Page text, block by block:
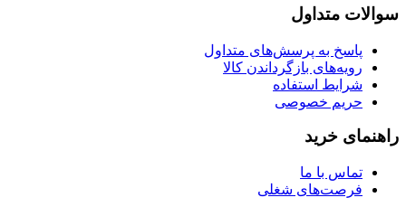
سوالات متداول
پاسخ به پرسش‌های متداول
رویه‌های بازگرداندن کالا
شرایط استفاده
حریم خصوصی
راهنمای خرید
تماس با ما
فرصت‌های شغلی